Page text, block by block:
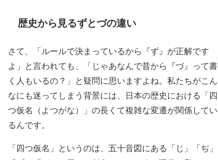
歴史から見るずとづの違い
さて、「ルールで決まっているから『ず』が正解です
よ」と言われても、「じゃあなんで昔から『づ』って書
く人もいるの？」と疑問に思いますよね。私たちがこん
なにも迷ってしまう背景には、日本の歴史における「四
つ仮名（よつがな）」の長くて複雑な変遷が関係してい
るんです。
「四つ仮名」というのは、五十音図にある「じ」「ぢ」